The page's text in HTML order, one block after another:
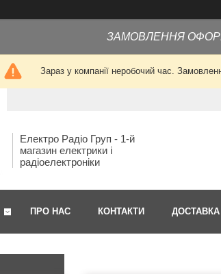
ЗАМОВЛЕННЯ
Зараз у компанії неробочий час.
Електро Радіо Груп - 1-й
магазин електрики і
радіоелектроніки
ПРО НАС КОНТАКТИ ДОСТАВКА